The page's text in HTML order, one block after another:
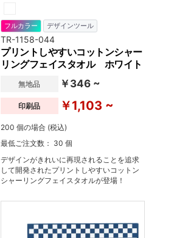
フルカラー デザインツール
TR-1158-044
プリントしやすいコットンシャー
リングフェイスタオル ホワイト
無地品 ￥346 ~
印刷品 ￥1,103 ~
200 個の場合 (税込)
最低ご注文数： 30 個
デザインがきれいに再現されることを追求
して開発されたプリントしやすいコットン
シャーリングフェイスタオルが登場！